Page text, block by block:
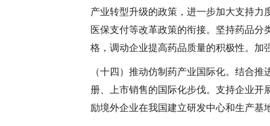
产业转型升级的政策，进一步加大支持
医保支付等改革政策的衔接。坚持药品
格，调动企业提高药品质量的积极性。加
（十四）推动仿制药产业国际化。 结合推
册、上市销售的国际化步伐。支持企业
励境外企业在我国建立研发中心和生产基